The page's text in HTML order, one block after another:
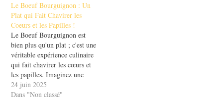
conquérir les cœurs et les
palais à travers le monde.
Préparé avec…
Le Boeuf Bourguignon : Un
Plat qui Fait Chavirer les
Coeurs et les Papilles !
Le Boeuf Bourguignon est
bien plus qu'un plat ; c'est une
véritable expérience culinaire
qui fait chavirer les cœurs et
les papilles. Imaginez une
viande mijotée lentement,
s'imprégnant des saveurs d'un
24 juin 2025
Dans "Non classé"